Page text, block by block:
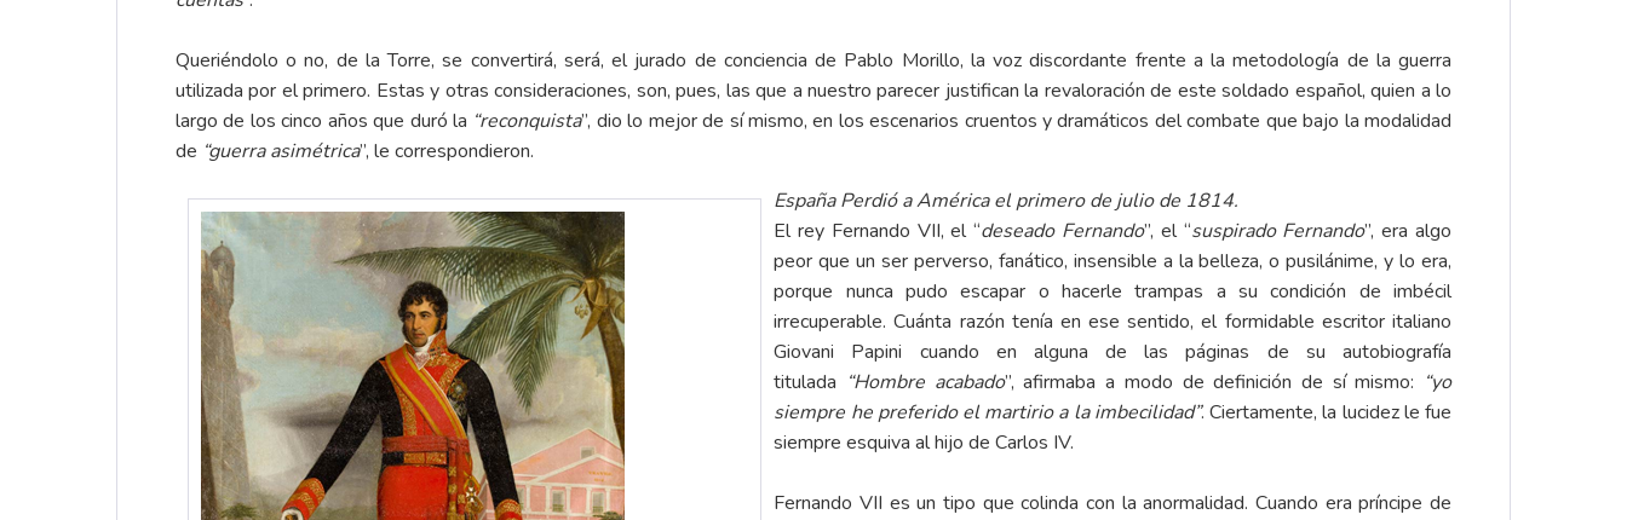
Queriéndolo o no, de la Torre, se convertirá, será, el jurado de conciencia de Pablo Morillo, la voz discordante frente a la metodología de la guerra
utilizada por el primero. Estas y otras consideraciones, son, pues, las que a nuestro parecer justifican la revaloración de este soldado español, quien a lo
largo de los cinco años que duró la “reconquista”, dio lo mejor de sí mismo, en los escenarios cruentos y dramáticos del combate que bajo la modalidad
de “guerra asimétrica”, le correspondieron.
España Perdió a América el primero de julio de 1814.
El rey Fernando VII, el “deseado Fernando”, el “suspirado Fernando”, era algo
peor que un ser perverso, fanático, insensible a la belleza, o pusilánime, y lo era,
porque nunca pudo escapar o hacerle trampas a su condición de imbécil
irrecuperable. Cuánta razón tenía en ese sentido, el formidable escritor italiano
Giovani Papini cuando en alguna de las páginas de su autobiografía
titulada “Hombre acabado”, afirmaba a modo de definición de sí mismo: “yo
siempre he preferido el martirio a la imbecilidad”. Ciertamente, la lucidez le fue
siempre esquiva al hijo de Carlos IV.
Fernando VII es un tipo que colinda con la anormalidad. Cuando era príncipe de